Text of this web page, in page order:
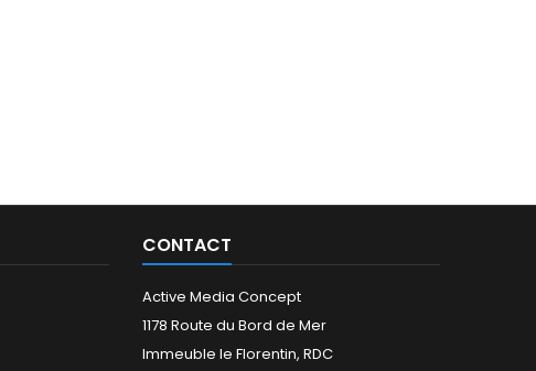
CONTACT
Active Media Concept
1178 Route du Bord de Mer
Immeuble le Florentin, RDC